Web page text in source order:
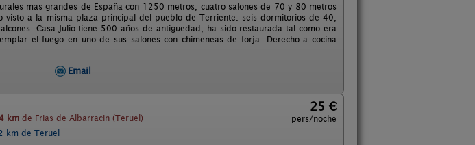
mas grandes de España con 1250 metros, cuatro salones de 70 y 80 metros
visto a la misma plaza principal del pueblo de Terriente. seis dormitorios de 40,
Casa Julio tiene 500 años de antiguedad, ha sido restaurada tal como era
el fuego en uno de sus salones con chimeneas de forja. Derecho a cocina
Email
km de Frias de Albarracin (Teruel)
25 €
pers/noche
km de Teruel